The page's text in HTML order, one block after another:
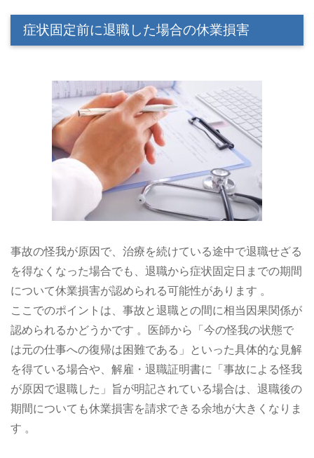
症状固定前に退職した場合の休業損害
事故の怪我が原因で、治療を続けている途中で退職せざる
を得なくなった場合でも、退職から症状固定日までの期間
について休業損害が認められる可能性があります 。
ここでのポイントは、事故と退職との間に相当因果関係が
認められるかどうかです 。医師から「今の怪我の状態で
は元の仕事への復帰は困難である」といった具体的な見解
を得ている場合や、解雇・退職証明書に「事故による怪我
が原因で退職した」旨が明記されている場合は、退職後の
期間についても休業損害を請求できる余地が大きくなりま
す 。